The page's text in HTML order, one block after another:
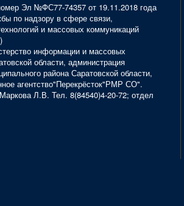
Эл №ФС77-74357 от 19.11.2018 года
по надзору в сфере связи,
и массовых коммуникаций
информации и массовых
области, администрация
района Саратовской области,
агентство"Перекрёсток"РМР СО".
Л.В. Тел. 8(84540)4-20-72; отдел